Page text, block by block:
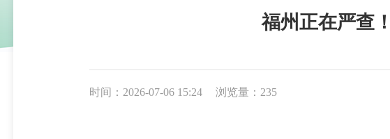
福州正在严查
时间：2026-07-06 15:24 浏览量：235